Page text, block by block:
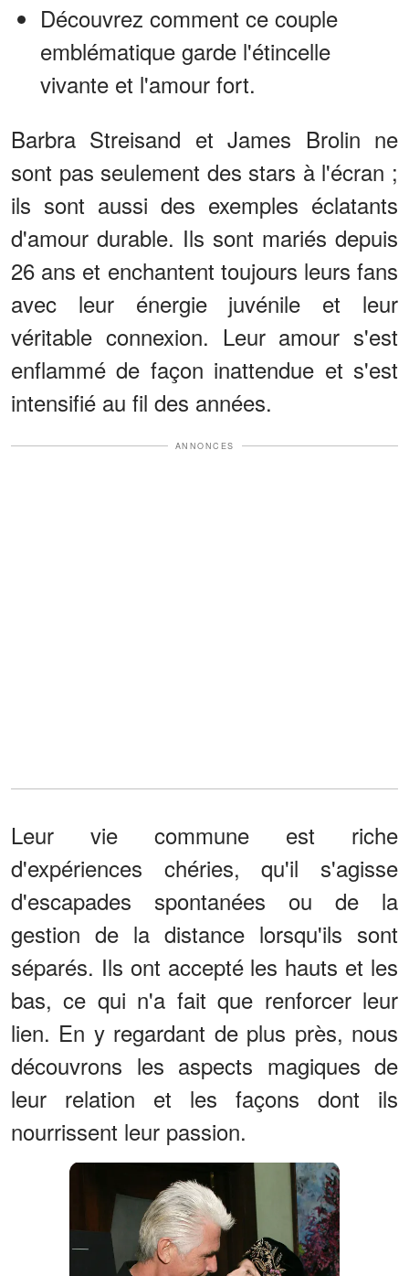
Découvrez comment ce couple
emblématique garde l'étincelle
vivante et l'amour fort.
Barbra Streisand et James Brolin ne
sont pas seulement des stars à l'écran ;
ils sont aussi des exemples éclatants
d'amour durable. Ils sont mariés depuis
26 ans et enchantent toujours leurs fans
avec leur énergie juvénile et leur
véritable connexion. Leur amour s'est
enflammé de façon inattendue et s'est
intensifié au fil des années.
ANNONCES
Leur vie commune est riche
d'expériences chéries, qu'il s'agisse
d'escapades spontanées ou de la
gestion de la distance lorsqu'ils sont
séparés. Ils ont accepté les hauts et les
bas, ce qui n'a fait que renforcer leur
lien. En y regardant de plus près, nous
découvrons les aspects magiques de
leur relation et les façons dont ils
nourrissent leur passion.